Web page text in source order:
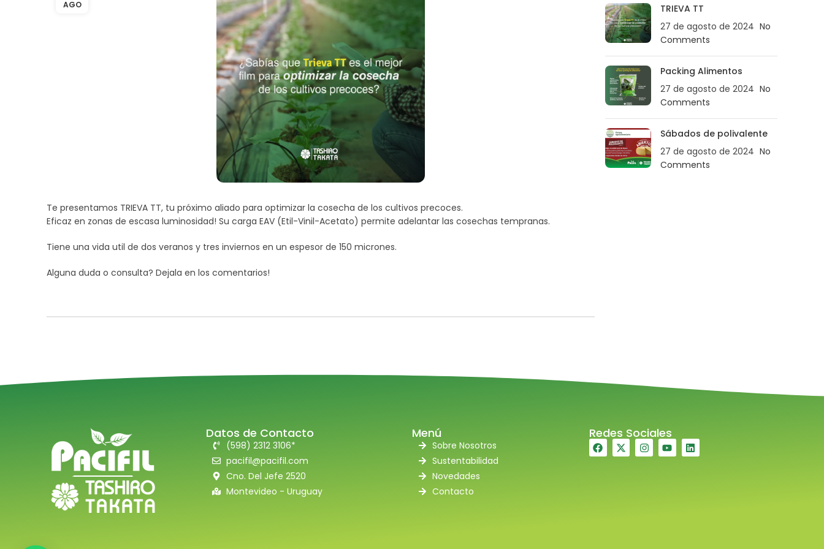
AGO
Te presentamos TRIEVA TT, tu próximo aliado para optimizar la cosecha de los cultivos precoces.
Eficaz en zonas de escasa luminosidad! Su carga EAV (Etil-Vinil-Acetato) permite adelantar las cosechas tempranas.
Tiene una vida util de dos veranos y tres inviernos en un espesor de 150 micrones.
Alguna duda o consulta? Dejala en los comentarios!
TRIEVA TT
27 de agosto de 2024 No
Comments
Packing Alimentos
27 de agosto de 2024 No
Comments
Sábados de polivalente
27 de agosto de 2024 No
Comments
Datos de Contacto
(598) 2312 3106*
pacifil@pacifil.com
Cno. Del Jefe 2520
Montevideo - Uruguay
Menú
Sobre Nosotros
Sustentabilidad
Novedades
Contacto
Redes Sociales